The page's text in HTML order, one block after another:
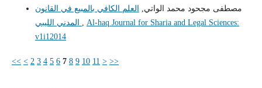
مصطفى مجحود محمد الواتي,
العلم الكافي بالمبيع في القانون
, Al-haq Journal for Sharia and Legal Sciences:
v1i12014
<< < 2 3 4 5 6 7 8 9 10 11 > >>